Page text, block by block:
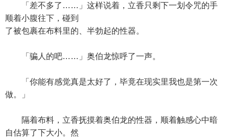
「差不多了……」这样说着，立香只剩下一划令咒的手
顺着小腹往下，碰到
了被包裹在布料里的、半勃起的性器。
「骗人的吧……」奥伯龙惊呼了一声。
「你能有感觉真是太好了，毕竟在现实里我也是第一次
做。」
隔着布料，立香抚摸着奥伯龙的性器，顺着触感心中暗
自估算了下大小。然